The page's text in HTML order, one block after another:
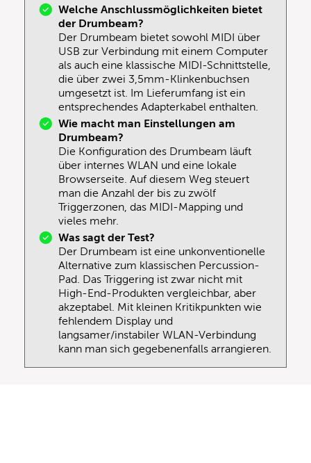
Welche Anschlussmöglichkeiten bietet
der Drumbeam?
Der Drumbeam bietet sowohl MIDI über
USB zur Verbindung mit einem Computer
als auch eine klassische MIDI-Schnittstelle,
die über zwei 3,5mm-Klinkenbuchsen
umgesetzt ist. Im Lieferumfang ist ein
entsprechendes Adapterkabel enthalten.
Wie macht man Einstellungen am
Drumbeam?
Die Konfiguration des Drumbeam läuft
über internes WLAN und eine lokale
Browserseite. Auf diesem Weg steuert
man die Anzahl der bis zu zwölf
Triggerzonen, das MIDI-Mapping und
vieles mehr.
Was sagt der Test?
Der Drumbeam ist eine unkonventionelle
Alternative zum klassischen Percussion-
Pad. Das Triggering ist zwar nicht mit
High-End-Produkten vergleichbar, aber
akzeptabel. Mit kleinen Kritikpunkten wie
fehlendem Display und
langsamer/instabiler WLAN-Verbindung
kann man sich gegebenenfalls arrangieren.